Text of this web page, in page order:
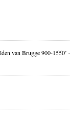
van Brugge 900-1550’